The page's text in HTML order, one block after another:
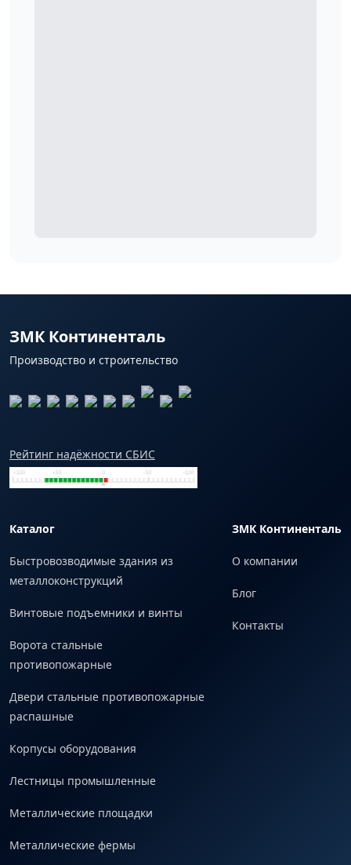
ЗМК Континенталь
Производство и строительство
Рейтинг надёжности СБИС
Каталог
Быстровозводимые здания из
металлоконструкций
Винтовые подъемники и винты
Ворота стальные
противопожарные
Двери стальные противопожарные
распашные
Корпусы оборудования
Лестницы промышленные
Металлические площадки
Металлические фермы
ЗМК Континенталь
О компании
Блог
Контакты